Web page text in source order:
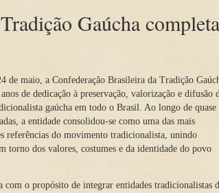
Gaúcha completa
de maio, a Confederação Brasileira da Tradição
de dedicação à preservação, valorização e difusão
gaúcha em todo o Brasil. Ao longo de quase
a entidade consolidou-se como uma das mais
referências do movimento tradicionalista, unindo
torno dos valores, costumes e da identidade do povo
com o propósito de integrar entidades tradicionalistas